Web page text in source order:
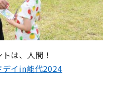
は、人間！
デイin能代2024